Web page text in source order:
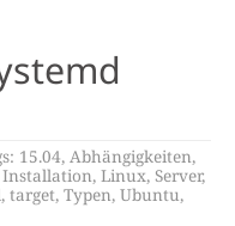
15.04, Abhängigkeiten,
Installation, Linux, Server,
, target, Typen, Ubuntu,